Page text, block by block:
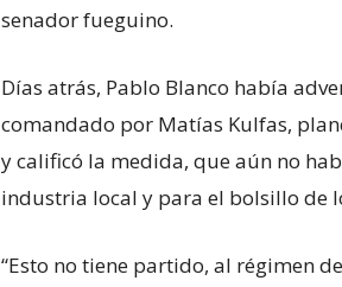
senador fueguino.
Días atrás, Pablo Blanco había
comandado por Matías Kulfas,
y calificó la medida, que aún no
industria local y para el bolsillo de
“Esto no tiene partido, al régimen